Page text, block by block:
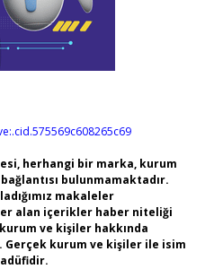
herhangi bir marka, kurum
bulunmamaktadır.
makaleler
alan içerikler haber niteliği
ve kişiler hakkında
Gerçek kurum ve kişiler ile isim